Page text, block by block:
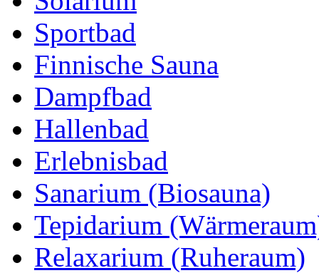
Sportbad
Finnische Sauna
Dampfbad
Hallenbad
Erlebnisbad
Sanarium (Biosauna)
Tepidarium
Relaxarium (Ruheraum)